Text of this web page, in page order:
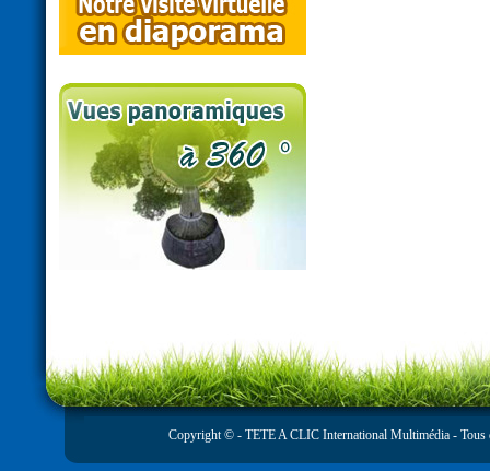
Copyright © - TETE A CLIC International Multimédia - Tous